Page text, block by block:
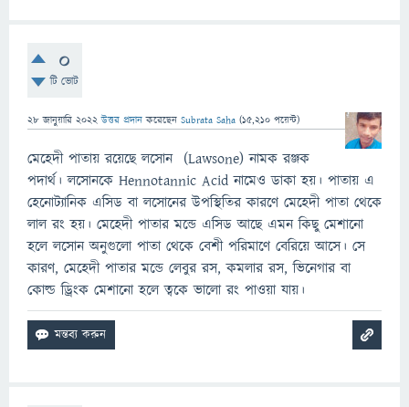
0
টি ভোট
28 জানুয়ারি 2022 উত্তর প্রদান করেছেন Subrata Saha (15,210 পয়েন্ট)
মেহেদী পাতায় রয়েছে লসোন (Lawsone) নামক রঞ্জক
পদার্থ। লসোনকে Hennotannic Acid নামেও ডাকা হয়। পাতায় এ
হেনোট্যানিক এসিড বা লসোনের উপস্থিতির কারণে মেহেদী পাতা থেকে
লাল রং হয়। মেহেদী পাতার মন্ডে এসিড আছে এমন কিছু মেশানো
হলে লসোন অনুগুলো পাতা থেকে বেশী পরিমাণে বেরিয়ে আসে। সে
কারণ, মেহেদী পাতার মন্ডে লেবুর রস, কমলার রস, ভিনেগার বা
কোল্ড ড্রিংক মেশানো হলে ত্বকে ভালো রং পাওয়া যায়।